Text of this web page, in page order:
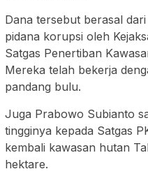
Dana tersebut berasal
pidana korupsi oleh
Satgas Penertiban
Mereka telah bekerja
pandang bulu.
Juga Prabowo Subianto
tingginya kepada Satgas
kembali kawasan hutan
hektare.